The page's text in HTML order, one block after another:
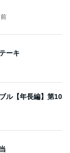
ーキ
ル【年長編】第10